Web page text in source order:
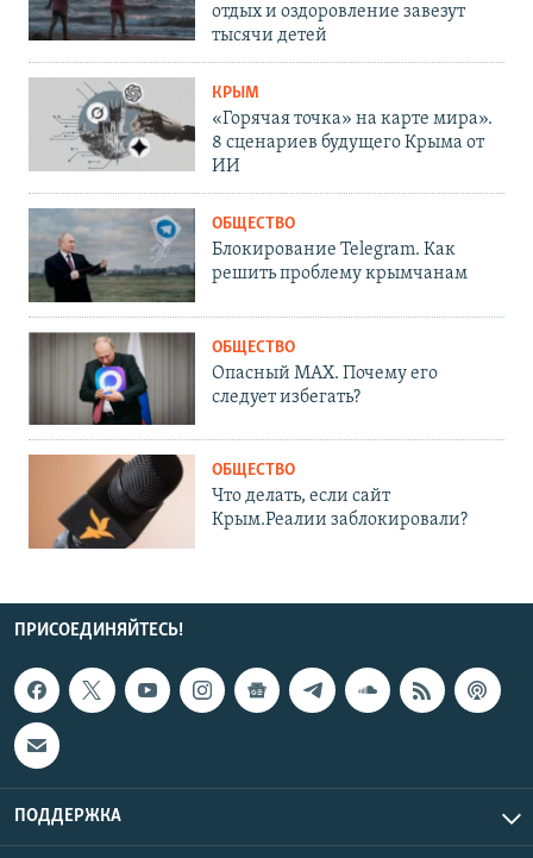
отдых и оздоровление завезут
тысячи детей
КРЫМ
«Горячая точка» на карте мира».
8 сценариев будущего Крыма от
ИИ
ОБЩЕСТВО
Блокирование Telegram. Как
решить проблему крымчанам
ОБЩЕСТВО
Опасный MAX. Почему его
следует избегать?
ОБЩЕСТВО
Что делать, если сайт
Крым.Реалии заблокировали?
ПРИСОЕДИНЯЙТЕСЬ!
ПОДДЕРЖКА